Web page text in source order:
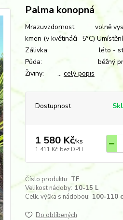
Palma konopná
Mrazuvzdornost: volně
kmen (v květináči -5°C)
Zálivka: léto -
Půda: běžný
Živiny: ... celý popis
Dostupnost
1 580 Kč/ks
1 411 Kč bez DPH
Číslo produktu: TF
Velikost nádoby: 10-15 L
Celk. výška s nádobou: 100-110
Do oblíbených